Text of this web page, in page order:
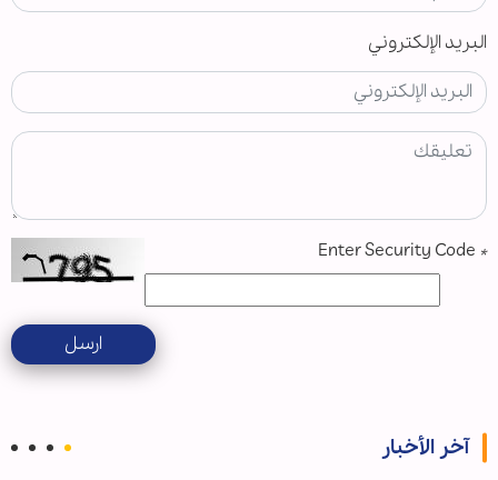
البريد الإلكتروني
*
ارسل
آخر الأخبار